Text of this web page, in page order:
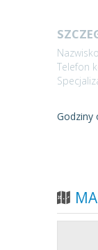
Telefon
Godziny